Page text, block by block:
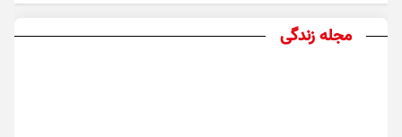
مجله زندگی